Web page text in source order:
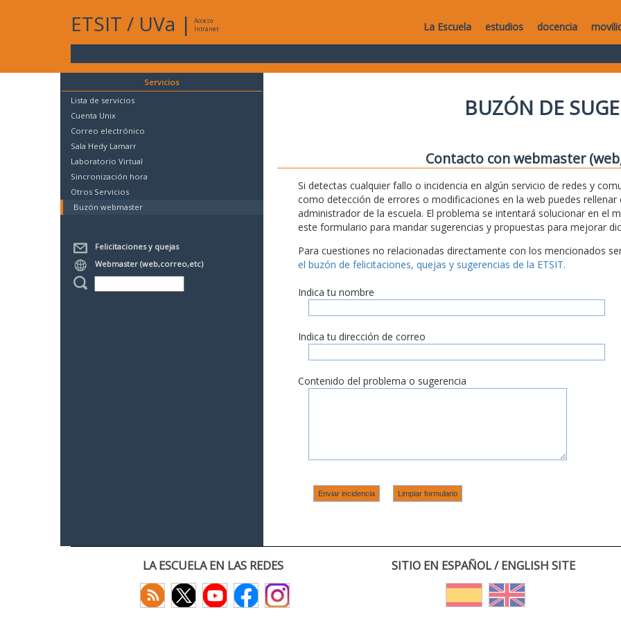
ETSIT / UVa |
Acceso
Intranet
La Escuela estudios docencia
Servicios
Lista de servicios
Cuenta Unix
Correo electrónico
Sala Hedy Lamarr
Laboratorio Virtual
Sincronización hora
Otros Servicios
Buzón webmaster
Felicitaciones y quejas
Webmaster (web,correo,etc)
BUZÓN DE
Contacto con webmaster
Si detectas cualquier fallo o incidencia en algún servicio de redes y
como detección de errores o modificaciones en la web puedes
administrador de la escuela. El problema se intentará solucionar en el
este formulario para mandar sugerencias y propuestas para mejorar
Para cuestiones no relacionadas directamente con los mencionados
el buzón de felicitaciones, quejas y sugerencias de la ETSIT.
Indica tu nombre
Indica tu dirección de correo
Contenido del problema o sugerencia
LA ESCUELA EN LAS REDES SITIO EN ESPAÑOL / ENGLISH SITE